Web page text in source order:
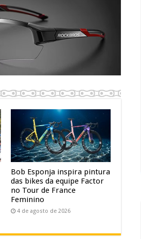
Bob Esponja inspira pintura
das bikes da equipe Factor
no Tour de France
Feminino
4 de agosto de 2026